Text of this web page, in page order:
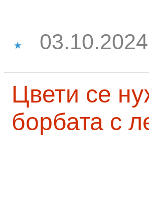
03.10.2024
Цвети се
борбата с